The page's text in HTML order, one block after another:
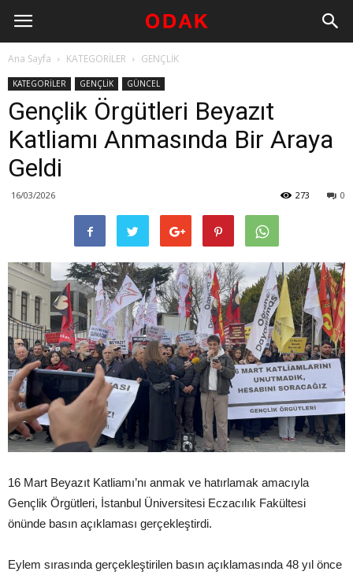
Ana Sayfa KATEGORİLER GENÇLİK
KATEGORİLER GENÇLİK GÜNCEL
Gençlik Örgütleri Beyazıt
Katliamı Anmasında Bir Araya
Geldi
16/03/2026 0
273
16 Mart Beyazıt Katliamı’nı anmak ve hatırlamak amacıyla
Gençlik Örgütleri, İstanbul Üniversitesi Eczacılık Fakültesi
önünde basın açıklaması gerçekleştirdi.
Eylem sırasında gerçekleştirilen basın açıklamasında 48 yıl önce